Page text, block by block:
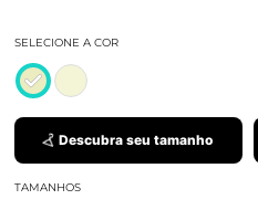
SELECIONE A COR
Descubra seu tamanho
TAMANHOS